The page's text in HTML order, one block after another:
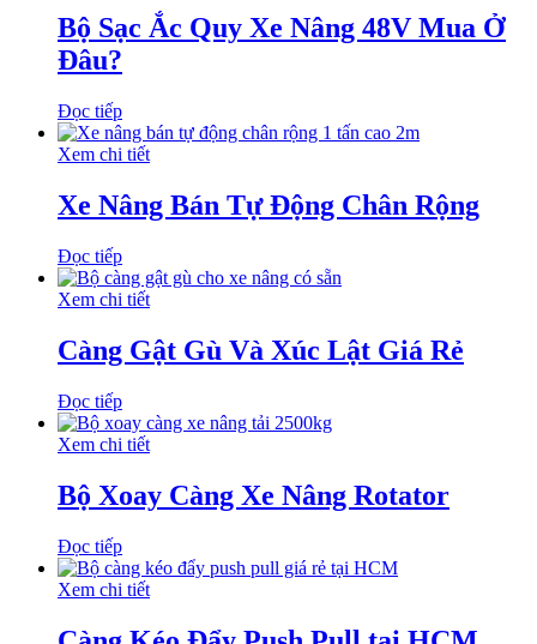
Bộ Sạc Ắc Quy Xe Nâng 48V Mua Ở
Đâu?
Đọc tiếp
Xem chi tiết
Xe Nâng Bán Tự Động Chân Rộng
Đọc tiếp
Xem chi tiết
Càng Gật Gù Và Xúc Lật Giá Rẻ
Đọc tiếp
Xem chi tiết
Bộ Xoay Càng Xe Nâng Rotator
Đọc tiếp
Xem chi tiết